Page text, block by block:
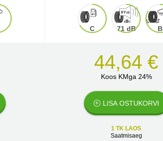
C 71 dB B
44,64 €
Koos KMga 24%
LISA OSTUKORVI
1 TK LAOS
Saatmisaeg